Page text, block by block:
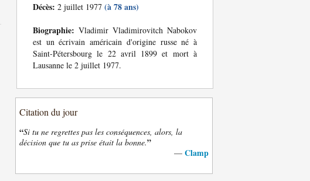
Décès: 2 juillet 1977 (à 78 ans)
Biographie: Vladimir Vladimirovitch Nabokov
est un écrivain américain d'origine russe né à
Saint-Pétersbourg le 22 avril 1899 et mort à
Lausanne le 2 juillet 1977.
Citation du jour
“Si tu ne regrettes pas les conséquences, alors, la
décision que tu as prise était la bonne.”
— Clamp